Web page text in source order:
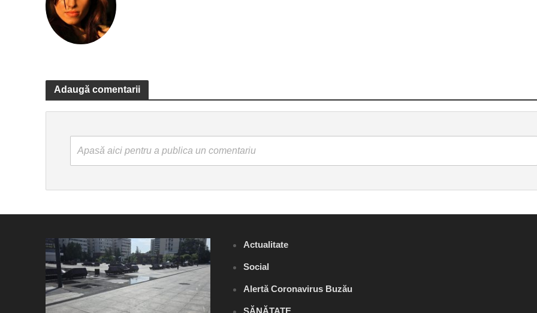
Adaugă comentarii
Apasă aici pentru a publica un comentariu
Actualitate
Social
Alertă Coronavirus Buzău
SĂNĂTATE